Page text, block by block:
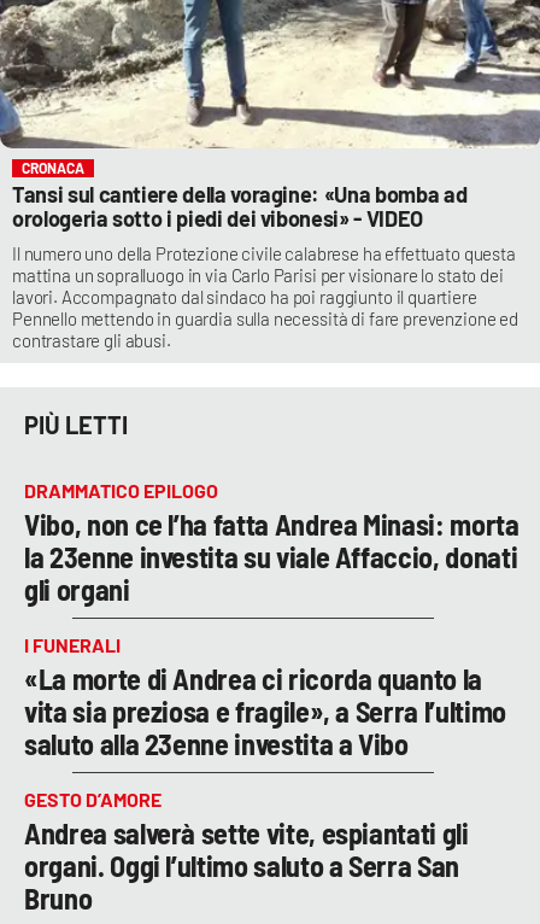
CRONACA
Tansi sul cantiere della voragine: «Una bomba ad
orologeria sotto i piedi dei vibonesi» - VIDEO
Il numero uno della Protezione civile calabrese ha effettuato questa
mattina un sopralluogo in via Carlo Parisi per visionare lo stato dei
lavori. Accompagnato dal sindaco ha poi raggiunto il quartiere
Pennello mettendo in guardia sulla necessità di fare prevenzione ed
contrastare gli abusi.
PIÙ LETTI
DRAMMATICO EPILOGO
Vibo, non ce l’ha fatta Andrea Minasi: morta
la 23enne investita su viale Affaccio, donati
gli organi
I FUNERALI
«La morte di Andrea ci ricorda quanto la
vita sia preziosa e fragile», a Serra l’ultimo
saluto alla 23enne investita a Vibo
GESTO D’AMORE
Andrea salverà sette vite, espiantati gli
organi. Oggi l’ultimo saluto a Serra San
Bruno